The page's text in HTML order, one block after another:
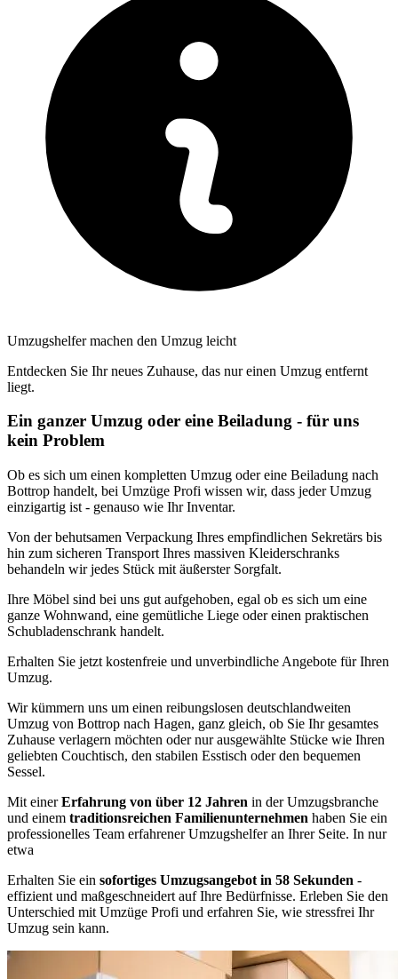
Umzugshelfer machen den Umzug leicht
Entdecken Sie Ihr neues Zuhause, das nur einen Umzug entfernt
liegt.
Ein ganzer Umzug oder eine Beiladung - für uns
kein Problem
Ob es sich um einen kompletten Umzug oder eine Beiladung nach
Bottrop handelt, bei Umzüge Profi wissen wir, dass jeder Umzug
einzigartig ist - genauso wie Ihr Inventar.
Von der behutsamen Verpackung Ihres empfindlichen Sekretärs bis
hin zum sicheren Transport Ihres massiven Kleiderschranks
behandeln wir jedes Stück mit äußerster Sorgfalt.
Ihre Möbel sind bei uns gut aufgehoben, egal ob es sich um eine
ganze Wohnwand, eine gemütliche Liege oder einen praktischen
Schubladenschrank handelt.
Erhalten Sie jetzt kostenfreie und unverbindliche Angebote für Ihren
Umzug.
Wir kümmern uns um einen reibungslosen deutschlandweiten
Umzug von Bottrop nach Hagen, ganz gleich, ob Sie Ihr gesamtes
Zuhause verlagern möchten oder nur ausgewählte Stücke wie Ihren
geliebten Couchtisch, den stabilen Esstisch oder den bequemen
Sessel.
Mit einerErfahrung von über 12 Jahren in der Umzugsbranche
und einem traditionsreichen Familienunternehmen haben Sie ein
professionelles Team erfahrener Umzugshelfer an Ihrer Seite. In nur
etwa
Erhalten Sie ein sofortiges Umzugsangebot in 58 Sekunden -
effizient und maßgeschneidert auf Ihre Bedürfnisse. Erleben Sie den
Unterschied mit Umzüge Profi und erfahren Sie, wie stressfrei Ihr
Umzug sein kann.